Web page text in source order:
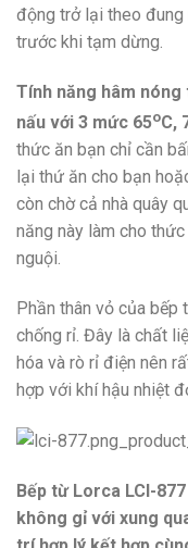
động trở lại theo
trước khi tạm dừng.
Tính năng hâm
nấu với 3 mức 65oC,
thức ăn bạn chỉ cần
lại thứ ăn cho bạn
còn chờ cả nhà quây
năng này làm cho
nguội.
Phần thân vỏ của bếp
chống rỉ. Đây là chất
hóa và rò rỉ điện nên
hợp với khí hậu nhiệt
Bếp từ Lorca LCI-
không gỉ với xung